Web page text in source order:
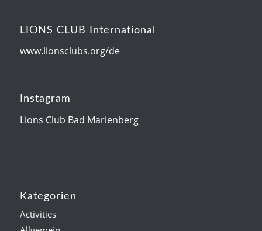
LIONS CLUB International
www.lionsclubs.org/de
Instagram
Lions Club Bad Marienberg
Kategorien
Activities